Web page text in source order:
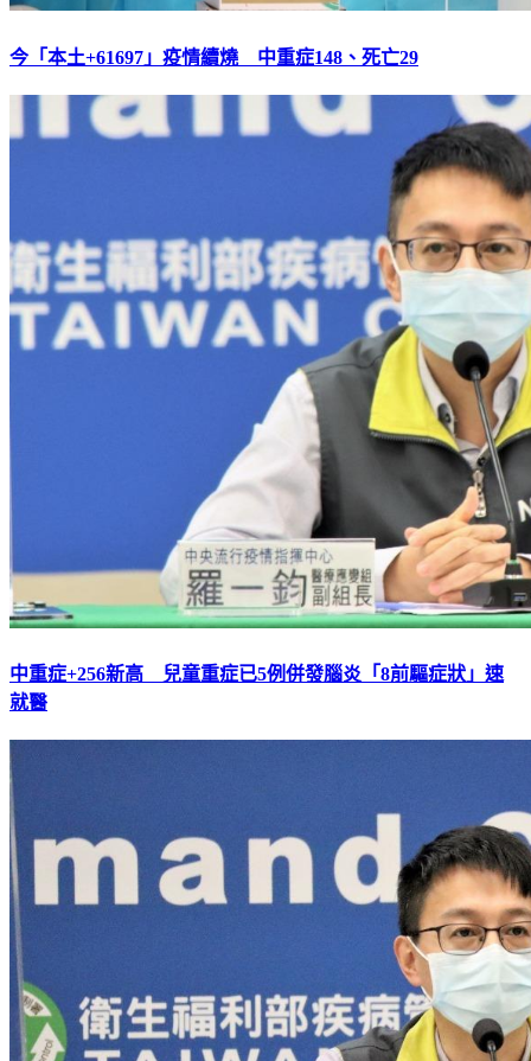
今「本土+61697」疫情續燒 中重症148、死亡29
中重症+256新高 兒童重症已5例併發腦炎「8前驅症狀」速
就醫